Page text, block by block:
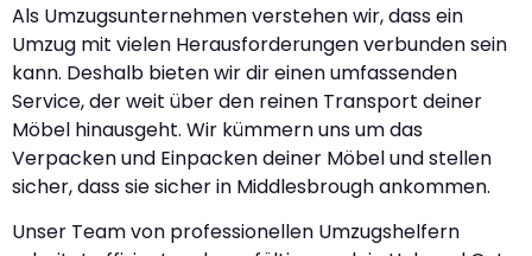
Als Umzugsunternehmen verstehen wir, dass ein
Umzug mit vielen Herausforderungen verbunden sein
kann. Deshalb bieten wir dir einen umfassenden
Service, der weit über den reinen Transport deiner
Möbel hinausgeht. Wir kümmern uns um das
Verpacken und Einpacken deiner Möbel und stellen
sicher, dass sie sicher in Middlesbrough ankommen.
Unser Team von professionellen Umzugshelfern